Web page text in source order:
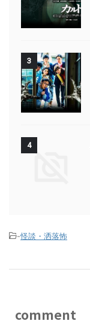
3
4
-怪談・洒落怖
comment